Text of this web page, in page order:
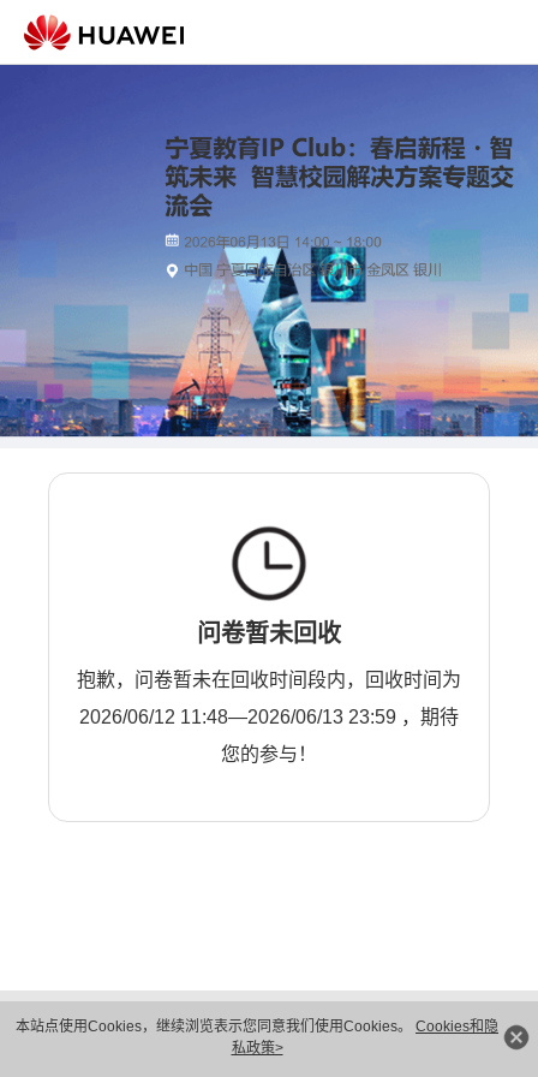
本站点使用Cookies，继续浏览表示您同意我们使用Cookies。 Cookies和隐
私政策>
问卷暂未回收
抱歉，问卷暂未在回收时间段内，回收时间为
2026/06/12 11:48—2026/06/13 23:59 ，期待
您的参与！
隐私保护
法律声明